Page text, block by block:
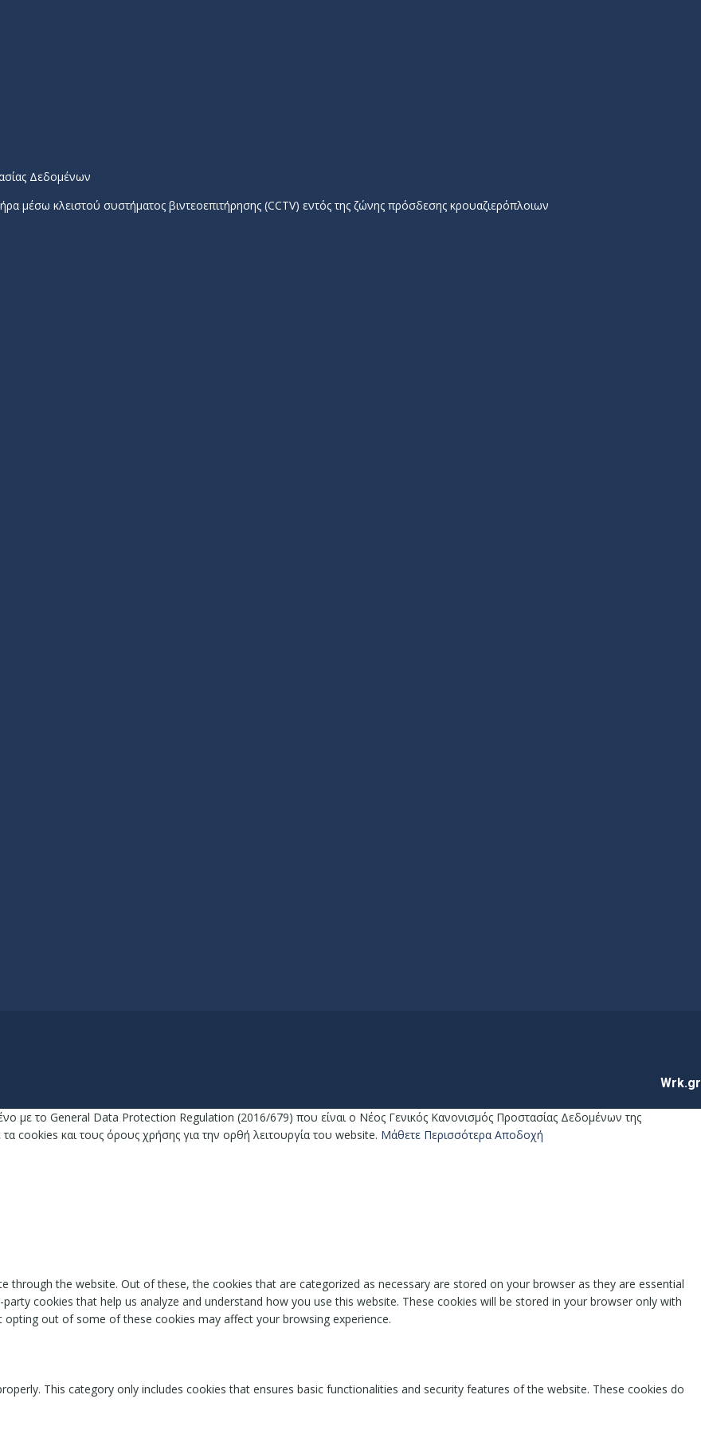
Δεδομένων
μέσω κλειστού συστήματος βιντεοεπιτήρησης (CCTV) εντός της ζώνης πρόσδεσης κρουαζιερόπλοιων
Wrk.gr
με το General Data Protection Regulation (2016/679) που είναι ο Νέος Γενικός Κανονισμός Προστασίας Δεδομένων της
και τους όρους χρήσης για την ορθή λειτουργία του website. Μάθετε Περισσότερα Αποδοχή
through the website. Out of these, the cookies that are categorized as necessary are stored on your browser as they are essential
cookies that help us analyze and understand how you use this website. These cookies will be stored in your browser only with
out of some of these cookies may affect your browsing experience.
This category only includes cookies that ensures basic functionalities and security features of the website. These cookies do